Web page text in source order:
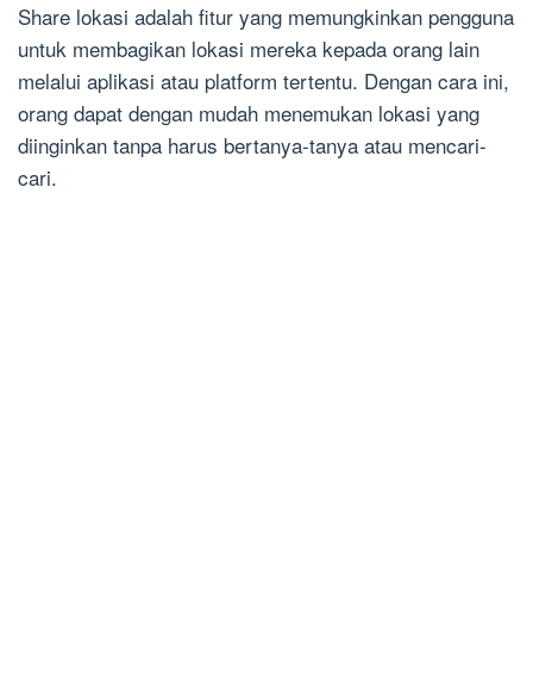
Share lokasi adalah fitur yang memungkinkan pengguna
untuk membagikan lokasi mereka kepada orang lain
melalui aplikasi atau platform tertentu. Dengan cara ini,
orang dapat dengan mudah menemukan lokasi yang
diinginkan tanpa harus bertanya-tanya atau mencari-
cari.